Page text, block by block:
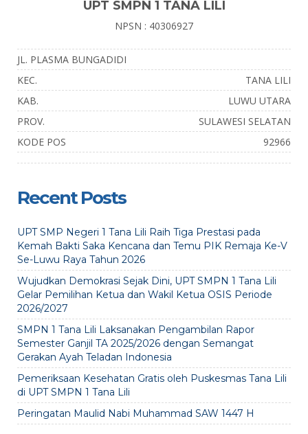
UPT SMPN 1 TANA LILI
NPSN : 40306927
JL. PLASMA BUNGADIDI
KEC.
TANA LILI
KAB.
LUWU UTARA
PROV.
SULAWESI SELATAN
KODE POS
92966
Recent Posts
UPT SMP Negeri 1 Tana Lili Raih Tiga Prestasi pada
Kemah Bakti Saka Kencana dan Temu PIK Remaja Ke-V
Se-Luwu Raya Tahun 2026
Wujudkan Demokrasi Sejak Dini, UPT SMPN 1 Tana Lili
Gelar Pemilihan Ketua dan Wakil Ketua OSIS Periode
2026/2027
SMPN 1 Tana Lili Laksanakan Pengambilan Rapor
Semester Ganjil TA 2025/2026 dengan Semangat
Gerakan Ayah Teladan Indonesia
Pemeriksaan Kesehatan Gratis oleh Puskesmas Tana Lili
di UPT SMPN 1 Tana Lili
Peringatan Maulid Nabi Muhammad SAW 1447 H